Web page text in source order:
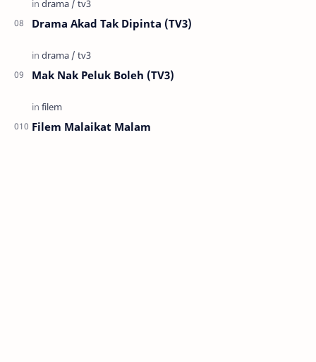
Drama Akad Tak Dipinta (TV3)
Mak Nak Peluk Boleh (TV3)
Filem Malaikat Malam